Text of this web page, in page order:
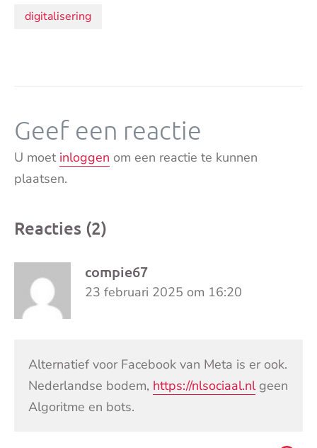
digitalisering
Geef een reactie
U moet inloggen om een reactie te kunnen
plaatsen.
Reacties (2)
compie67
23 februari 2025 om 16:20
Alternatief voor Facebook van Meta is er ook.
Nederlandse bodem, https://nlsociaal.nlgeen
Algoritme en bots.